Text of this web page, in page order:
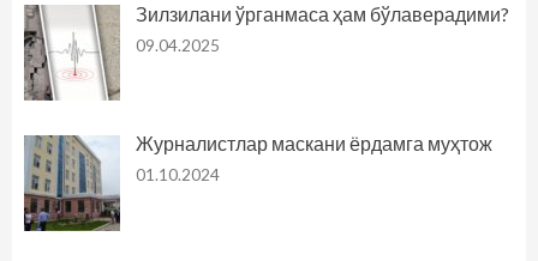
Зилзилани ўрганмаса ҳам бўлаверадими?
09.04.2025
Журналистлар маскани ёрдамга муҳтож
01.10.2024